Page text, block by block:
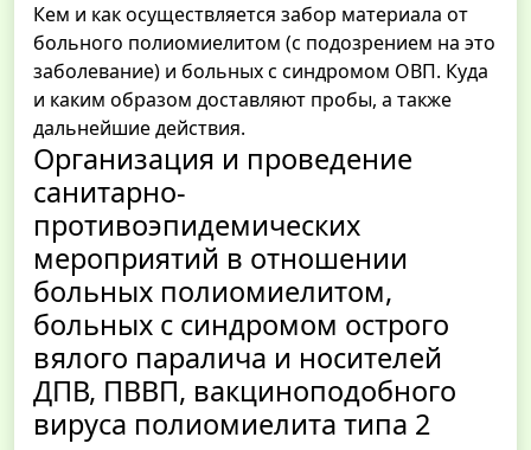
Кем и как осуществляется забор материала от
больного полиомиелитом (с подозрением на это
заболевание) и больных с синдромом ОВП. Куда
и каким образом доставляют пробы, а также
дальнейшие действия.
Организация и проведение
санитарно-
противоэпидемических
мероприятий в отношении
больных полиомиелитом,
больных с синдромом острого
вялого паралича и носителей
ДПВ, ПВВП, вакциноподобного
вируса полиомиелита типа 2